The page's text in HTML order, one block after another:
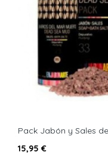
Pack Jabón y Sales
15,95 €